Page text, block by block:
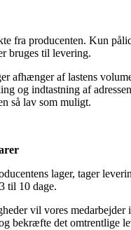
fra producenten. Kun
bruges til levering.
afhænger af lastens
og indtastning af
så lav som muligt.
lager, tager
til 10 dage.
vil vores medarbejder
bekræfte det omtrentlige